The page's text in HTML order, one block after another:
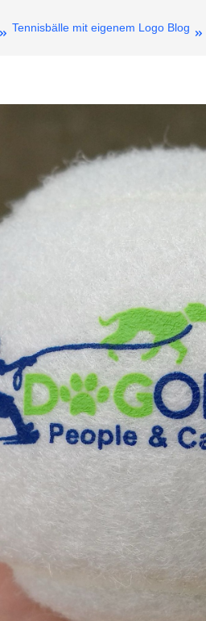
Tennisbälle mit eigenem Logo Blog